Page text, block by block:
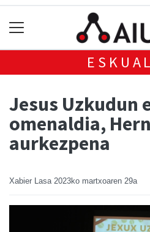
Jesus Uzkudun
omenaldia,
aurkezpena
Xabier Lasa 2023ko martxoaren 29a